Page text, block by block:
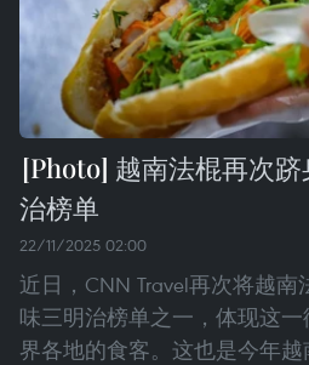
越南法棍再次
治榜单
22/11/2025 02:00
近日，CNN Travel再次将越
味三明治榜单之一，体现这
界各地的食客。这也是今年